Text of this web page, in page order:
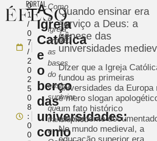
0
1
/
0
7
/
2
0
2
5
0
8
:
0
0
A
Igreja
Católica
e
o
berço
das
universidades:
como
Como
a
Igreja
ergueu
as
bases
do
ensino
superior
que
transformou
o
Quando ensinar era
serviço a Deus: a
gênese das
universidades
Dizer que a Igreja
fundou as primeiras
universidades da Europa
é mero slogan
um fato histórico
amplamente
No mundo medieval, a